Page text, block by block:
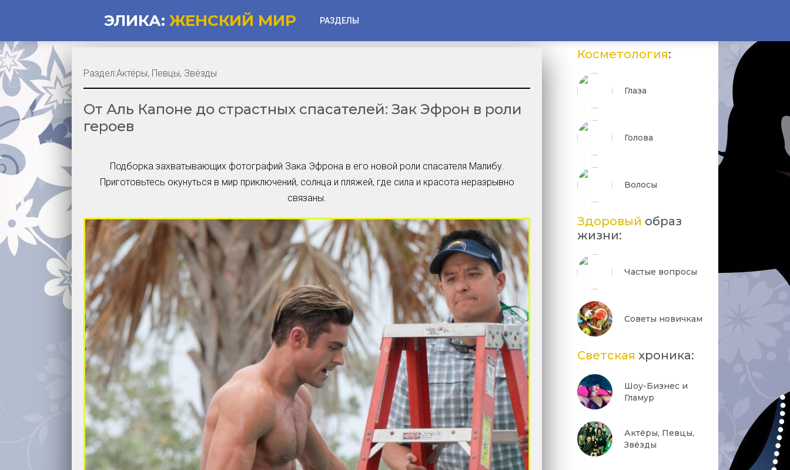
ЭЛИКА: ЖЕНСКИЙ МИР РАЗДЕЛЫ
Губы
Частые вопросы
Советы новичкам
Актёры, Певцы, Звёзды
Знаменитости в Фокусе
Прошлое и Настоящее
Умная уборка
Секреты стирки
От Аль Капоне до страстных спасателей: Зак Эфрон в роли
героев
Подборка захватывающих фотографий Зака Эфрона в его новой роли спасателя Малибу.
Приготовьтесь окунуться в мир приключений, солнца и пляжей, где сила и красота неразрывно
связаны.
Раздел:Актёры, Певцы, Звёзды
Косметология:
Глаза
Голова
Волосы
Здоровый образ
жизни:
Частые вопросы
Советы новичкам
Светская хроника:
Шоу-Бизнес и
Гламур
Актёры, Певцы,
Звёзды